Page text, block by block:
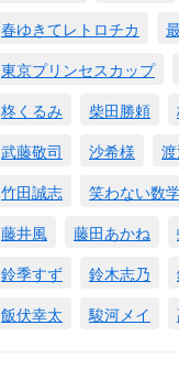
春ゆきてレトロチカ
東京プリンセスカップ
柊くるみ
柴田勝頼
武藤敬司
沙希様
竹田誠志
笑わない数
藤井風
藤田あかね
鈴季すず
鈴木志乃
飯伏幸太
駿河メイ